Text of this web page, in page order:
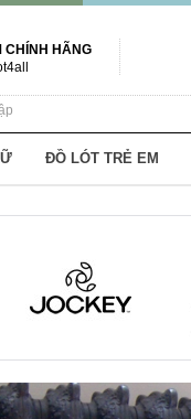
CHÍNH HÃNG
ĐỒ LÓT TRẺ EM